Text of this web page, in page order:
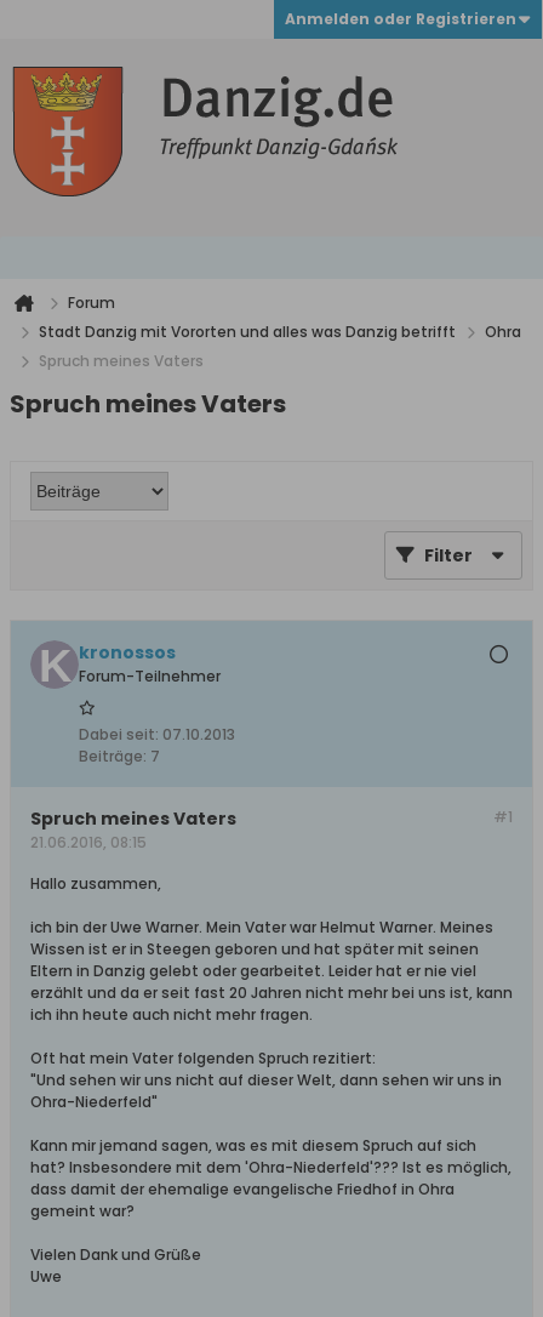
Anmelden oder Registrieren
Forum
Stadt Danzig mit Vororten und alles was Danzig betrifft
Ohra
Spruch meines Vaters
Spruch meines Vaters
Filter
kronossos
Forum-Teilnehmer
Dabei seit: 07.10.2013
Beiträge: 7
#1
Spruch meines Vaters
21.06.2016, 08:15
Hallo zusammen,
ich bin der Uwe Warner. Mein Vater war Helmut Warner. Meines
Wissen ist er in Steegen geboren und hat später mit seinen
Eltern in Danzig gelebt oder gearbeitet. Leider hat er nie viel
erzählt und da er seit fast 20 Jahren nicht mehr bei uns ist, kann
ich ihn heute auch nicht mehr fragen.
Oft hat mein Vater folgenden Spruch rezitiert:
"Und sehen wir uns nicht auf dieser Welt, dann sehen wir uns in
Ohra-Niederfeld"
Kann mir jemand sagen, was es mit diesem Spruch auf sich
hat? Insbesondere mit dem 'Ohra-Niederfeld'??? Ist es möglich,
dass damit der ehemalige evangelische Friedhof in Ohra
gemeint war?
Vielen Dank und Grüße
Uwe